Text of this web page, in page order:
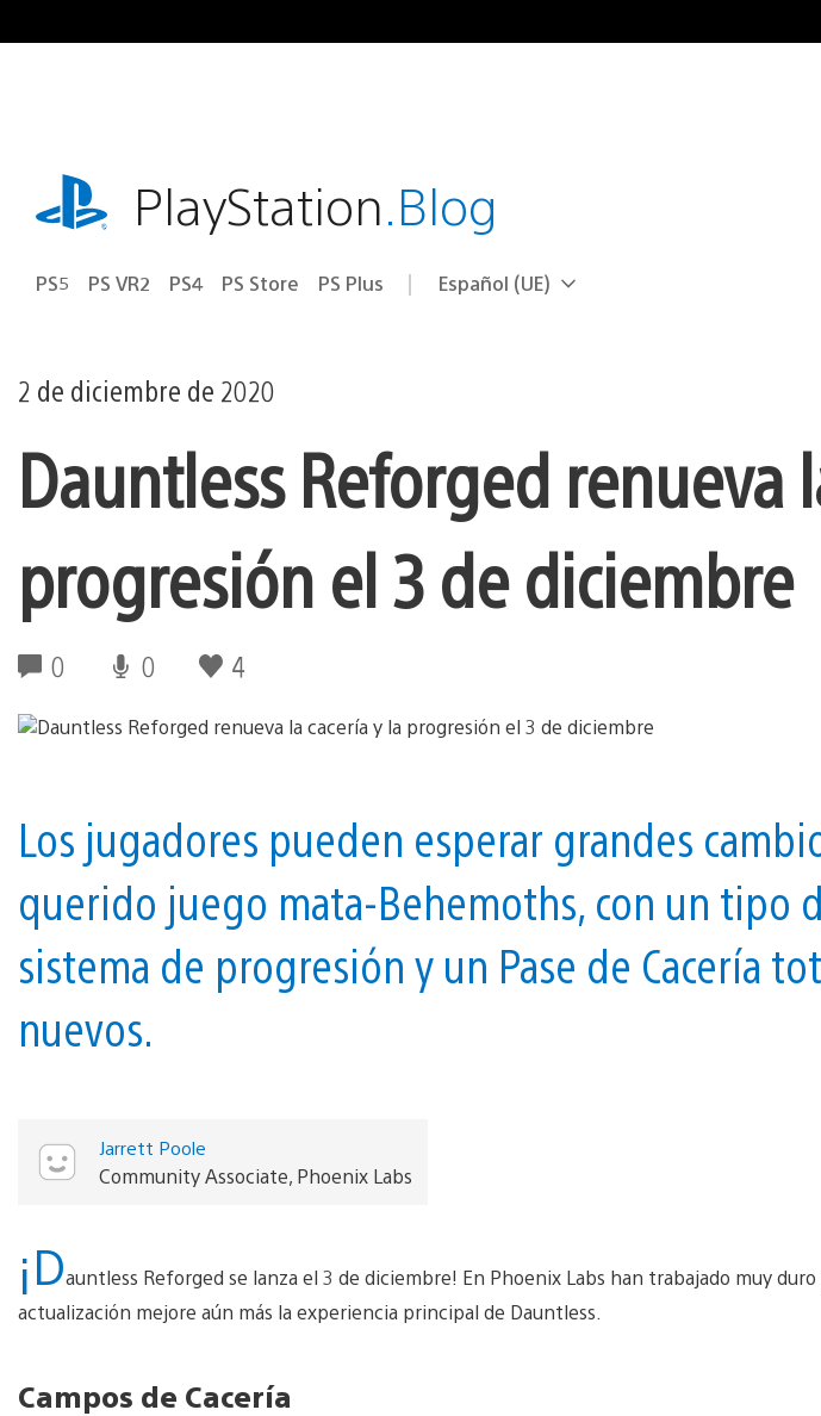
al
playstation.comPlayStation.Blog
PS5 PS VR2 PS4 PS Store PS Plus Selecciona
Región
Español (UE)
2 de diciembre de 2020
Dauntless Reforged renueva
progresión el 3 de diciembre
0 0 4
Los jugadores pueden esperar grandes
querido juego mata-Behemoths, con un tipo
sistema de progresión y un Pase de Cacería
nuevos.
Jarrett Poole
Community Associate, Phoenix Labs
¡Dauntless Reforged se lanza el 3 de diciembre! En Phoenix Labs han trabajado muy duro
actualización mejore aún más la experiencia principal de Dauntless.
Campos de Cacería